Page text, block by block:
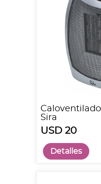
Sira
USD 20
Detalles